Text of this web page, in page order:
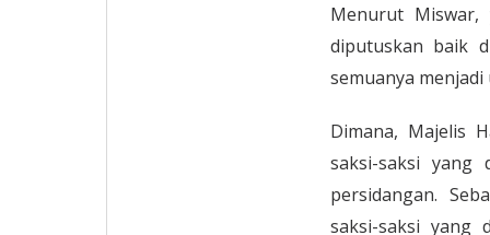
Menurut Miswar,
diputuskan baik
semuanya
Dimana, Majelis
saksi-saksi yang
persidangan.
saksi-saksi yang